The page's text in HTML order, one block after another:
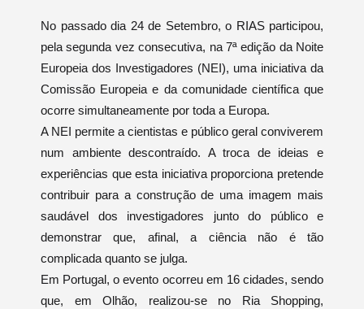
No passado dia 24 de Setembro, o RIAS participou,
pela segunda vez consecutiva, na 7ª edição da Noite
Europeia dos Investigadores (NEI), uma iniciativa da
Comissão Europeia e da comunidade científica que
ocorre simultaneamente por toda a Europa.
A NEI permite a cientistas e público geral conviverem
num ambiente descontraído. A troca de ideias e
experiências que esta iniciativa proporciona pretende
contribuir para a construção de uma imagem mais
saudável dos investigadores junto do público e
demonstrar que, afinal, a ciência não é tão
complicada quanto se julga.
Em Portugal, o evento ocorreu em 16 cidades, sendo
que, em Olhão, realizou-se no Ria Shopping,